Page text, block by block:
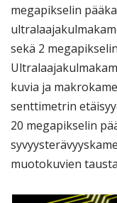
megapikselin
sekä 2
kuvia ja
senttimetrin
20 megapikselin
muotokuvien